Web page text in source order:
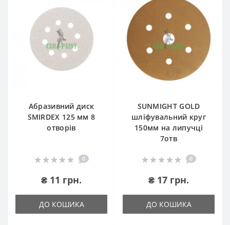
Абразивний диск
SMIRDEX 125 мм 8
отворів
0
₴ 11 грн.
ДО КОШИКА
SUNMIGHT GOLD
шліфувальний круг
150мм на липучці
7отв
0
₴ 17 грн.
ДО КОШИКА